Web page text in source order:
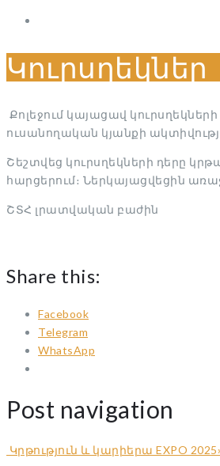
Կուրսղեկներ
Քոլեջում կայացավ
ուսանողական կյանքի
Շեշտվեց կուրսղեկների դերը
հարցերում։ Ներկայացվեցին
ՇՏՀ լրատվական բաժին
Share this:
Facebook
Telegram
WhatsApp
Post navigation
Կրթություն և կարիերա EXPO